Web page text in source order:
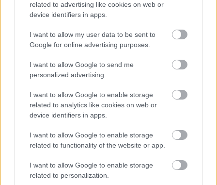
related to advertising like cookies on web or
device identifiers in apps.
I want to allow my user data to be sent to
Google for online advertising purposes.
I want to allow Google to send me
personalized advertising.
I want to allow Google to enable storage
related to analytics like cookies on web or
device identifiers in apps.
I want to allow Google to enable storage
related to functionality of the website or app.
I want to allow Google to enable storage
related to personalization.
Watch this video on YouTube
Τουρίστες πληρώνουν περίπου
2.000€ για να επισκεφτούν μια…
βραχονησίδα!
βραχονησίδα στηνΣκωτία